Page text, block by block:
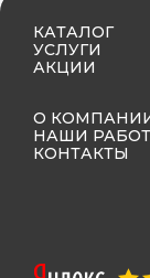
КАТАЛОГ
УСЛУГИ
АКЦИИ
О
НАШИ
КОНТАКТЫ